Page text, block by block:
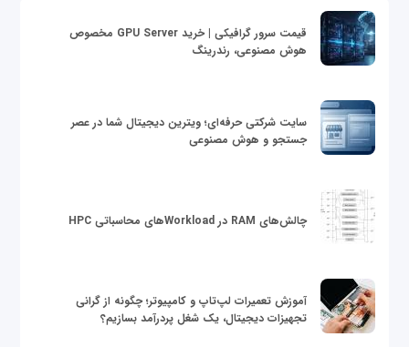
قیمت سرور گرافیکی | خرید GPU Server مخصوص
هوش مصنوعی، رندرینگ
سایت شرکتی حرفه‌ای؛ ویترین دیجیتال شما در عصر
جستجو و هوش مصنوعی
چالش‌های RAM در Workloadهای محاسباتی HPC
آموزش تعمیرات لپ‌تاپ و کامپیوتر؛ چگونه از گرانی
تجهیزات دیجیتال، یک شغل پردرآمد بسازیم؟